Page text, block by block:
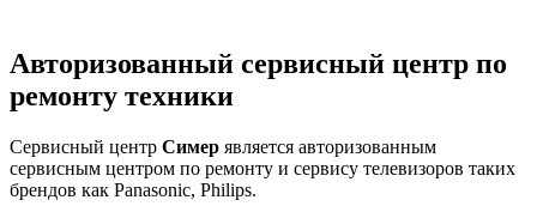
Авторизованный сервисный центр по
ремонту техники
Сервисный центр Симер является авторизованным
сервисным центром по ремонту и сервису телевизоров таких
брендов как Panasonic, Philips.